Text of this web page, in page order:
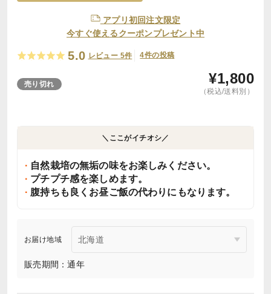
アプリ初回注文限定
今すぐ使えるクーポンプレゼント中
5.0 レビュー 5件 4件の投稿
売り切れ ¥1,800
（税込/送料別）
＼ここがイチオシ／
自然栽培の無垢の味をお楽しみください。
プチプチ感を楽しめます。
腹持ちも良くお昼ご飯の代わりにもなります。
お届け地域
販売期間：通年